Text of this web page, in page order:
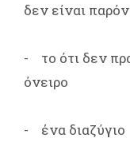
δεν είναι
- το ότι δεν
όνειρο
- ένα διαζύγιο